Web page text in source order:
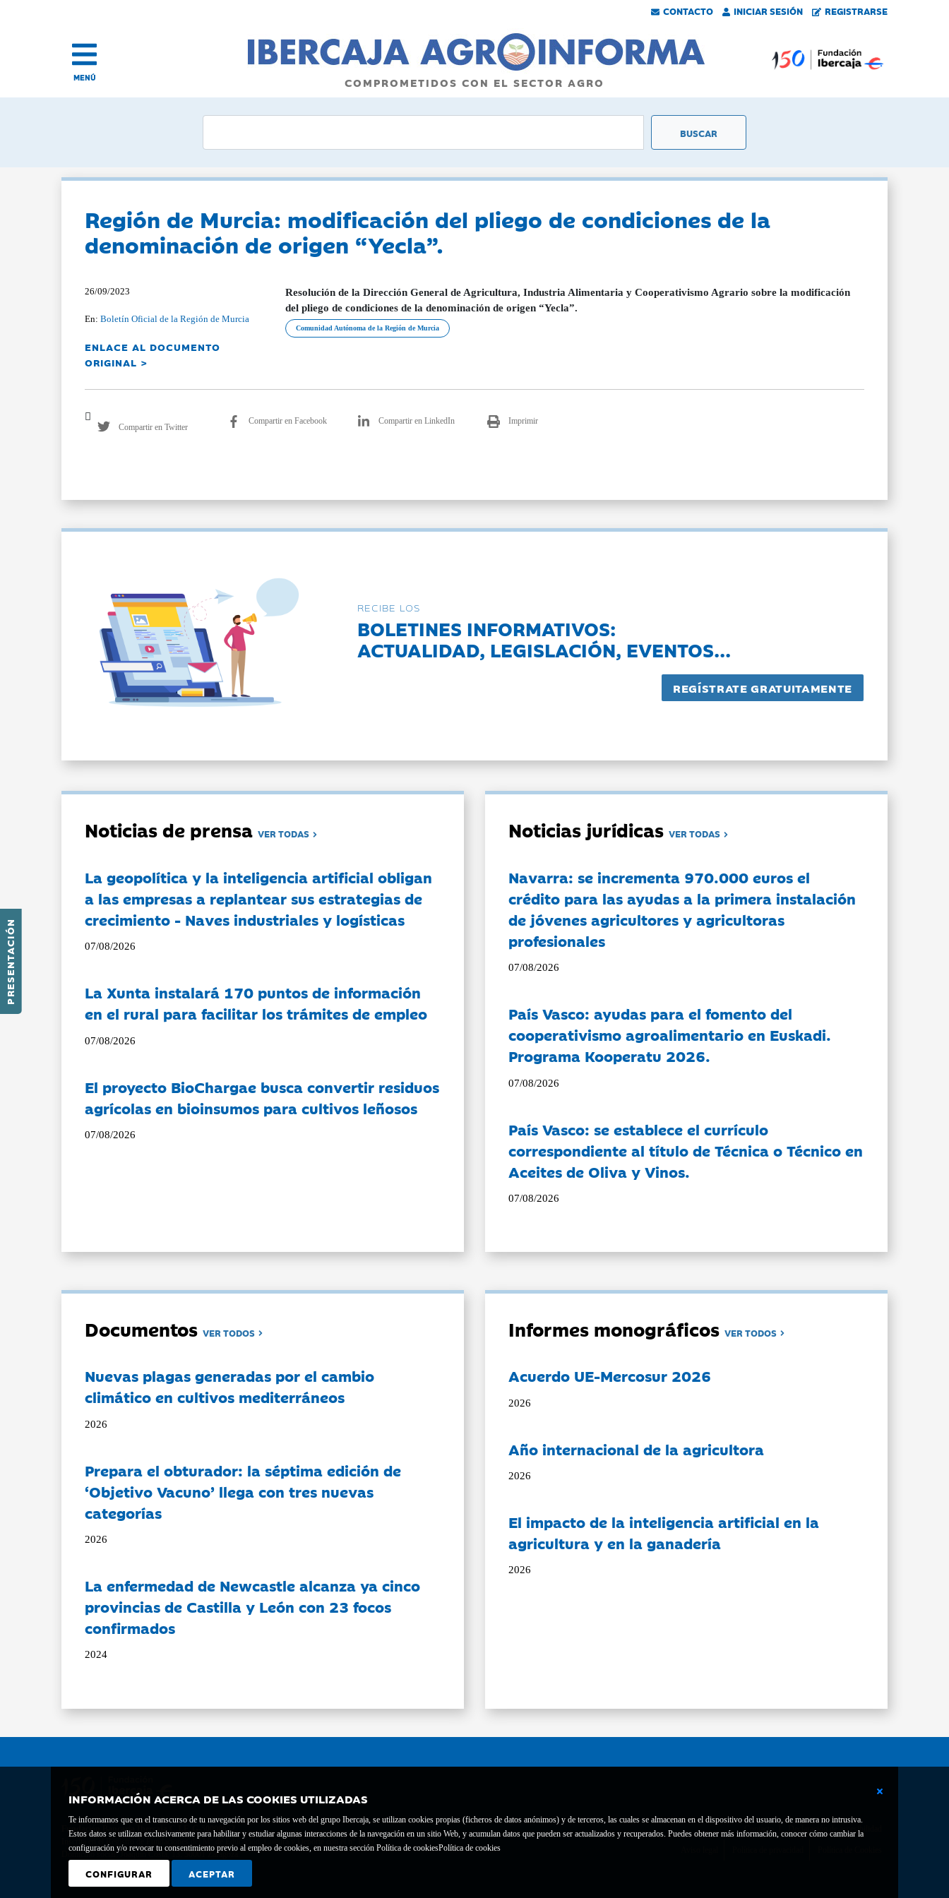
CONTACTO INICIAR SESIÓN REGISTRARSE
PRESENTACIÓN
MENÚ COMPROMETIDOS CON EL SECTOR AGRO
INFORMACIÓN ACERCA DE LAS COOKIES UTILIZADAS
Te informamos que en el transcurso de tu navegación por los sitios web del grupo Ibercaja, se utilizan cookies propias (ficheros de datos anónimos) y de terceros, las cuales se almacenan en el dispositivo del usuario, de manera no intrusiva.
Estos datos se utilizan exclusivamente para habilitar y estudiar algunas interacciones de la navegación en un sitio Web, y acumulan datos que pueden ser actualizados y recuperados. Puedes obtener más información, conocer cómo cambiar la
configuración y/o revocar tu consentimiento previo al empleo de cookies, en nuestra sección Política de cookiesPolítica de cookies
CONFIGURAR ACEPTAR
Región de Murcia: modificación del pliego de condiciones de la
denominación de origen “Yecla”.
26/09/2023
En:Boletín Oficial de la Región de Murcia
ENLACE AL DOCUMENTO
ORIGINAL >
Resolución de la Dirección General de Agricultura, Industria Alimentaria y Cooperativismo Agrario sobre la modificación
del pliego de condiciones de la denominación de origen “Yecla”.
Comunidad Autónoma de la Región de Murcia
Compartir en Twitter
Compartir en Facebook Compartir en LinkedIn Imprimir
RECIBE LOS
BOLETINES INFORMATIVOS:
ACTUALIDAD, LEGISLACIÓN, EVENTOS...
Noticias de prensaVER TODAS
La geopolítica y la inteligencia artificial obligan
a las empresas a replantear sus estrategias de
crecimiento - Naves industriales y logísticas
07/08/2026
La Xunta instalará 170 puntos de información
en el rural para facilitar los trámites de empleo
07/08/2026
El proyecto BioChargae busca convertir residuos
agrícolas en bioinsumos para cultivos leñosos
07/08/2026
Noticias jurídicasVER TODAS
Navarra: se incrementa 970.000 euros el
crédito para las ayudas a la primera instalación
de jóvenes agricultores y agricultoras
profesionales
07/08/2026
País Vasco: ayudas para el fomento del
cooperativismo agroalimentario en Euskadi.
Programa Kooperatu 2026.
07/08/2026
País Vasco: se establece el currículo
correspondiente al título de Técnica o Técnico en
Aceites de Oliva y Vinos.
07/08/2026
DocumentosVER TODOS
Nuevas plagas generadas por el cambio
climático en cultivos mediterráneos
2026
Prepara el obturador: la séptima edición de
‘Objetivo Vacuno’ llega con tres nuevas
categorías
2026
La enfermedad de Newcastle alcanza ya cinco
provincias de Castilla y León con 23 focos
confirmados
2024
Informes monográficosVER TODOS
Acuerdo UE-Mercosur 2026
2026
Año internacional de la agricultora
2026
El impacto de la inteligencia artificial en la
agricultura y en la ganadería
2026
Fundación Bancaria Ibercaja C.I.F. G-50000652.
Inscrita en el Registro de Fundaciones del Mº de Educación, Cultura y Deporte con el nº 1689.
Domicilio social: Joaquín Costa, 13. 50001 Zaragoza.
Contacto Declaración de accesibilidad